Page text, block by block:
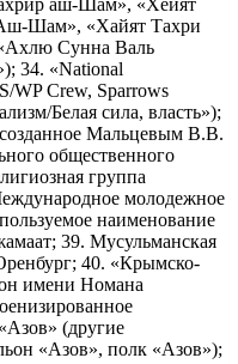
аш-Шам», «Хейят
Шам», «Хайят Тахри
Сунна Валь
34. «National
WP Crew, Sparrows
Белая сила, власть»);
созданное Мальцевым В.В.
общественного
группа
молодежное
наименование
39. Мусульманская
40. «Крымско-
имени Номана
(другие
«Азов», полк «Азов»);